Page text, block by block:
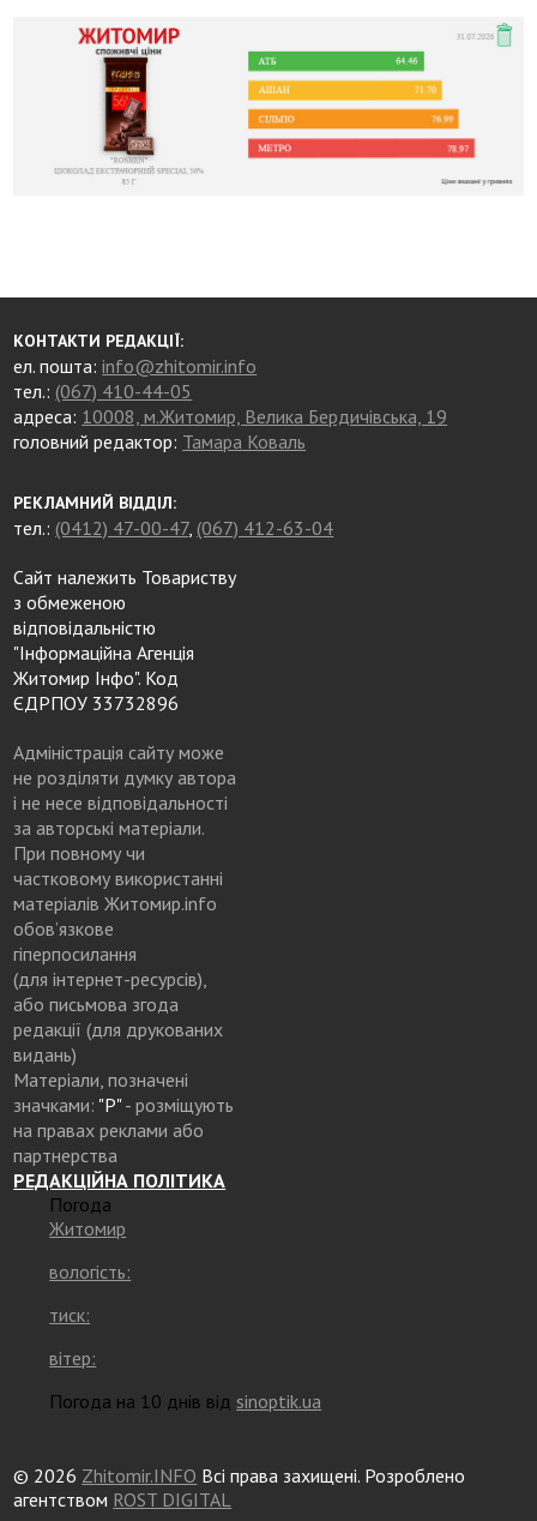
КОНТАКТИ РЕДАКЦІЇ:
ел. пошта:info@zhitomir.info
тел.: (067) 410-44-05
адреса: 10008, м.Житомир, Велика Бердичівська, 19
головний редактор: Тамара Коваль
РЕКЛАМНИЙ ВІДДІЛ:
тел.: (0412) 47-00-47, (067) 412-63-04
Сайт належить Товариству
з обмеженою
відповідальністю
"Інформаційна Агенція
Житомир Інфо". Код
ЄДРПОУ 33732896
Адміністрація сайту може
не розділяти думку автора
і не несе відповідальності
за авторські матеріали.
При повному чи
частковому використанні
матеріалів Житомир.info
обов’язкове
гіперпосилання
(для інтернет-ресурсів),
або письмова згода
редакції (для друкованих
видань)
Матеріали, позначені
значками: "Р"- розміщують
на правах реклами або
партнерства
РЕДАКЦІЙНА ПОЛІТИКА
Погода
Житомир
вологість:
тиск:
вітер:
Погода на 10 днів від sinoptik.ua
© 2026 Zhitomir.INFO Всі права захищені. Розроблено
агентством ROST DIGITAL